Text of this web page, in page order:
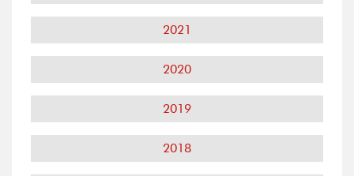
2021
2020
2019
2018